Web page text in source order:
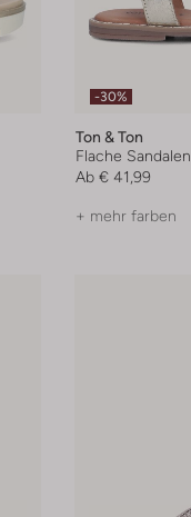
-30%
Ton & Ton
Flache Sandalen
Ab € 41,99
+ mehr farben